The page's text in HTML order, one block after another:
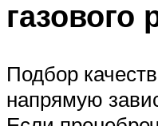
газового
Подбор
напрямую